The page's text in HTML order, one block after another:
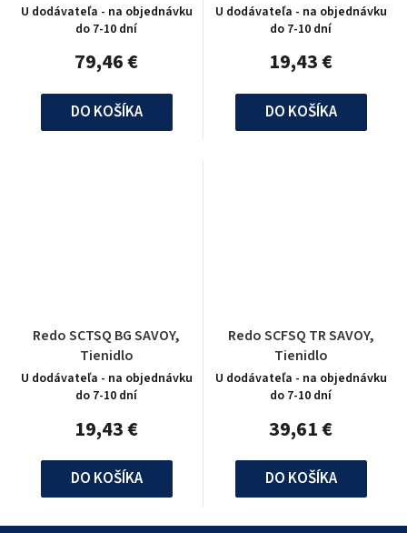
U dodávateľa - na objednávku
do 7-10 dní
79,46 €
DO KOŠÍKA
U dodávateľa - na objednávku
do 7-10 dní
19,43 €
DO KOŠÍKA
Redo SCTSQ BG SAVOY,
Tienidlo
U dodávateľa - na objednávku
do 7-10 dní
19,43 €
DO KOŠÍKA
Redo SCFSQ TR SAVOY,
Tienidlo
U dodávateľa - na objednávku
do 7-10 dní
39,61 €
DO KOŠÍKA